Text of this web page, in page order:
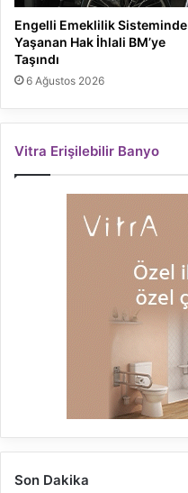
Engelli Emeklilik Sisteminde
Yaşanan Hak İhlali BM’ye
Taşındı
6 Ağustos 2026
Vitra Erişilebilir Banyo
Son Dakika